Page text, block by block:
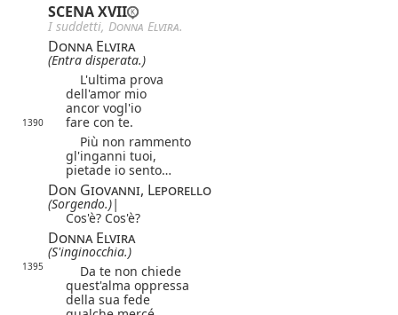
SCENA XVII
I suddetti, Donna Elvira.
Donna Elvira
(Entra disperata.)
L'ultima prova
dell'amor mio
ancor vogl'io
1390
fare con te.
Più non rammento
gl'inganni tuoi,
pietade io sento…
Don Giovanni, Leporello
(Sorgendo.)|
Cos'è? Cos'è?
Donna Elvira
(S'inginocchia.)
1395
Da te non chiede
quest'alma oppressa
della sua fede